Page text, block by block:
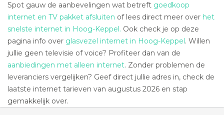
Spot gauw de aanbevelingen wat betreft goedkoop
internet en TV pakket afsluiten of lees direct meer over het
snelste internet in Hoog-Keppel. Ook check je op deze
pagina info over glasvezel internet in Hoog-Keppel. Willen
jullie geen televisie of voice? Profiteer dan van de
aanbiedingen met alleen internet. Zonder problemen de
leveranciers vergelijken? Geef direct jullie adres in, check de
laatste internet tarieven van augustus 2026 en stap
gemakkelijk over.